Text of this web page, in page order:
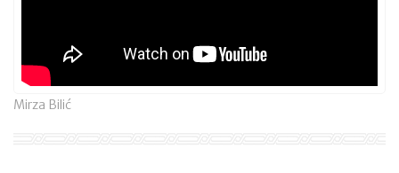
Mirza Bilić